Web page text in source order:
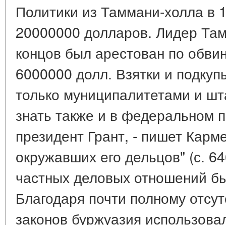
Политики из Таммани-холла в
20000000 долларов. Лидер
концов был арестован по
6000000 долл. Взятки и
только муниципалитетами и
знать также и в федеральном
президент Грант, - пишет
окружавших его дельцов" (с.
частных деловых отношений
Благодаря почти полному
законов буржуазия